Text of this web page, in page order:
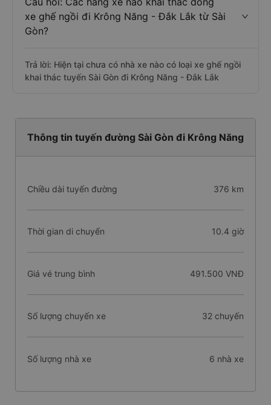
xe ghế ngồi đi Krông Năng - Đắk Lắk từ Sài
Gòn?
Trả lời: Hiện tại chưa có nhà xe nào có loại xe ghế ngồi
khai thác tuyến Sài Gòn đi Krông Năng - Đắk Lắk
Thông tin tuyến đường Sài Gòn đi Krông Năng
Chiều dài tuyến đường 376 km
Thời gian di chuyển 10.4 giờ
Giá vé trung bình 491.500 VNĐ
Số lượng chuyến xe 32 chuyến
Số lượng nhà xe 6 nhà xe